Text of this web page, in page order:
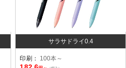
サラサドライ0.4
印刷： 100本～